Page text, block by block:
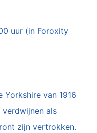
uur (in Foroxity
van 1916
als
zijn vertrokken.